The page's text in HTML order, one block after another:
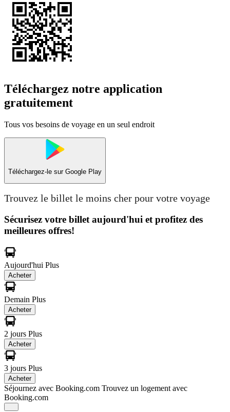
Téléchargez notre application
gratuitement
Tous vos besoins de voyage en un seul endroit
Téléchargez-le sur Google Play
Trouvez le billet le moins cher pour votre voyage
Sécurisez votre billet aujourd'hui et profitez des
meilleures offres!
Aujourd'hui Plus
Acheter
Demain Plus
Acheter
2 jours Plus
Acheter
3 jours Plus
Acheter
Séjournez avec Booking.com Trouvez un logement avec
Booking.com